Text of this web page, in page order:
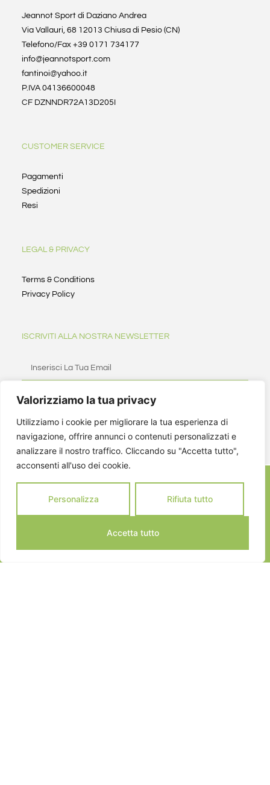
Valorizziamo la tua privacy
Utilizziamo i cookie per migliorare la tua esperienza di
navigazione, offrire annunci o contenuti personalizzati e
analizzare il nostro traffico. Cliccando su "Accetta tutto",
acconsenti all'uso dei cookie.
Personalizza Rifiuta tutto
Accetta tutto
Jeannot Sport di Daziano Andrea
Via Vallauri, 68 12013 Chiusa di Pesio (CN)
Telefono/Fax +39 0171 734177
info@jeannotsport.com
fantinoi@yahoo.it
P.IVA 04136600048
CF DZNNDR72A13D205I
CUSTOMER SERVICE
Pagamenti
Spedizioni
Resi
LEGAL & PRIVACY
Terms & Conditions
Privacy Policy
ISCRIVITI ALLA NOSTRA NEWSLETTER